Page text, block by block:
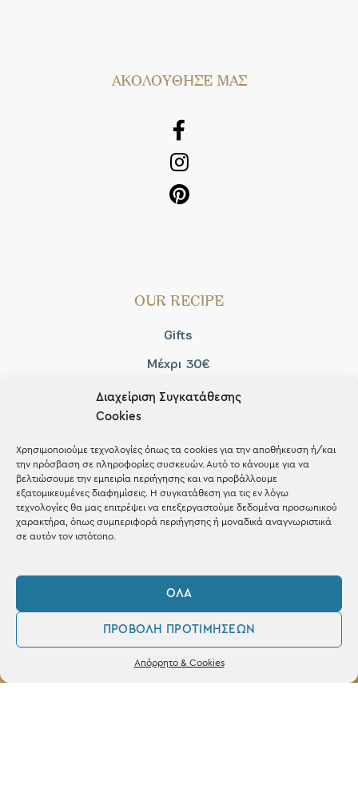
Διαχείριση Συγκατάθεσης
Cookies
Χρησιμοποιούμε τεχνολογίες όπως τα cookies για την αποθήκευση ή/και
την πρόσβαση σε πληροφορίες συσκευών. Αυτό το κάνουμε για να
βελτιώσουμε την εμπειρία περιήγησης και να προβάλλουμε
εξατομικευμένες διαφημίσεις. Η συγκατάθεση για τις εν λόγω
τεχνολογίες θα μας επιτρέψει να επεξεργαστούμε δεδομένα προσωπικού
χαρακτήρα, όπως συμπεριφορά περιήγησης ή μοναδικά αναγνωριστικά
σε αυτόν τον ιστότοπο.
ΌΛΑ
ΠΡΟΒΟΛΉ ΠΡΟΤΙΜΉΣΕΩΝ
Απόρρητο & Cookies
Δεν βρέθηκε κανένα προϊόν που να
ταιριάζει με την επιλογή σας.
AΚΟΛΟΥΘΗΣΕ ΜΑΣ
OUR RECIPE
Gifts
Μέχρι 30€
Blog
Shop the look
ΚΑΤΑΣΤΗΜΑ
2421 217300
Δευ / Τετ / Σαβ: 09:00 - 15:00
Φίλτρα
0